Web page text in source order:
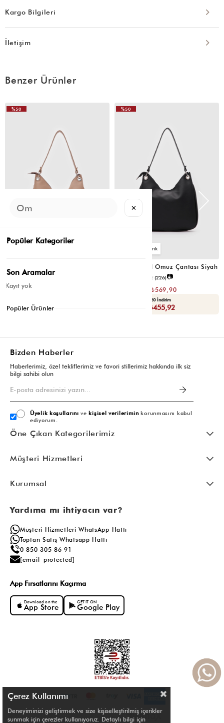
Kargo Bilgileri
İletişim
Benzer Ürünler
₺1.139,80
Sepette : ₺398,93
%50
Valerie Oval Omuz Çantası Siyah
(226)📷
₺569,90
Yaza Özel Ek %20 İndirim
Sepette : ₺455,92
%50
Bizden Haberler
Haberlerimiz, özel tekliflerimiz ve favori stillerimiz hakkında ilk siz
bilgi sahibi olun
Üyelik koşullarını vekişisel verileriminkorunmasını kabul
ediyorum.
Öne Çıkan Kategorilerimiz
Müşteri Hizmetleri
Kurumsal
Yardıma mı ihtiyacın var?
Müşteri Hizmetleri WhatsApp Hattı
Toptan Satış Whatsapp Hattı
0 850 305 86 91
[email protected]
App Fırsatlarını Kaçırma
Download on the
App Store
GET IT ON
Google Play
Çerez Kullanımı
Deneyiminizi geliştirmek ve size kişiselleştirilmiş içerikler
sunmak için çerezler kullanıyoruz. Detaylı bilgi için
✕
Popüler Kategoriler
Son Aramalar
Kayıt yok
Popüler Ürünler